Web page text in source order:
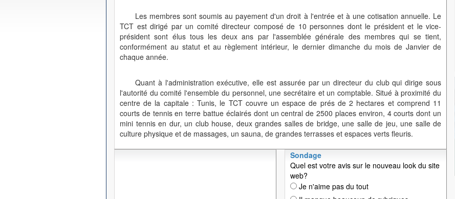
Les membres sont soumis au payement d'un droit à l'entrée et à une cotisation annuelle. Le
TCT est dirigé par un comité directeur composé de 10 personnes dont le président et le vice-
président sont élus tous les deux ans par l'assemblée générale des membres qui se tient,
conformément au statut et au règlement intérieur, le dernier dimanche du mois de Janvier de
chaque année.
Quant à l'administration exécutive, elle est assurée par un directeur du club qui dirige sous
l'autorité du comité l'ensemble du personnel, une secrétaire et un comptable. Situé à proximité du
centre de la capitale : Tunis, le TCT couvre un espace de prés de 2 hectares et comprend 11
courts de tennis en terre battue éclairés dont un central de 2500 places environ, 4 courts dont un
mini tennis en dur, un club house, deux grandes salles de bridge, une salle de jeu, une salle de
culture physique et de massages, un sauna, de grandes terrasses et espaces verts fleuris.
Sondage
Quel est votre avis sur le nouveau look du site
web?
Je n'aime pas du tout